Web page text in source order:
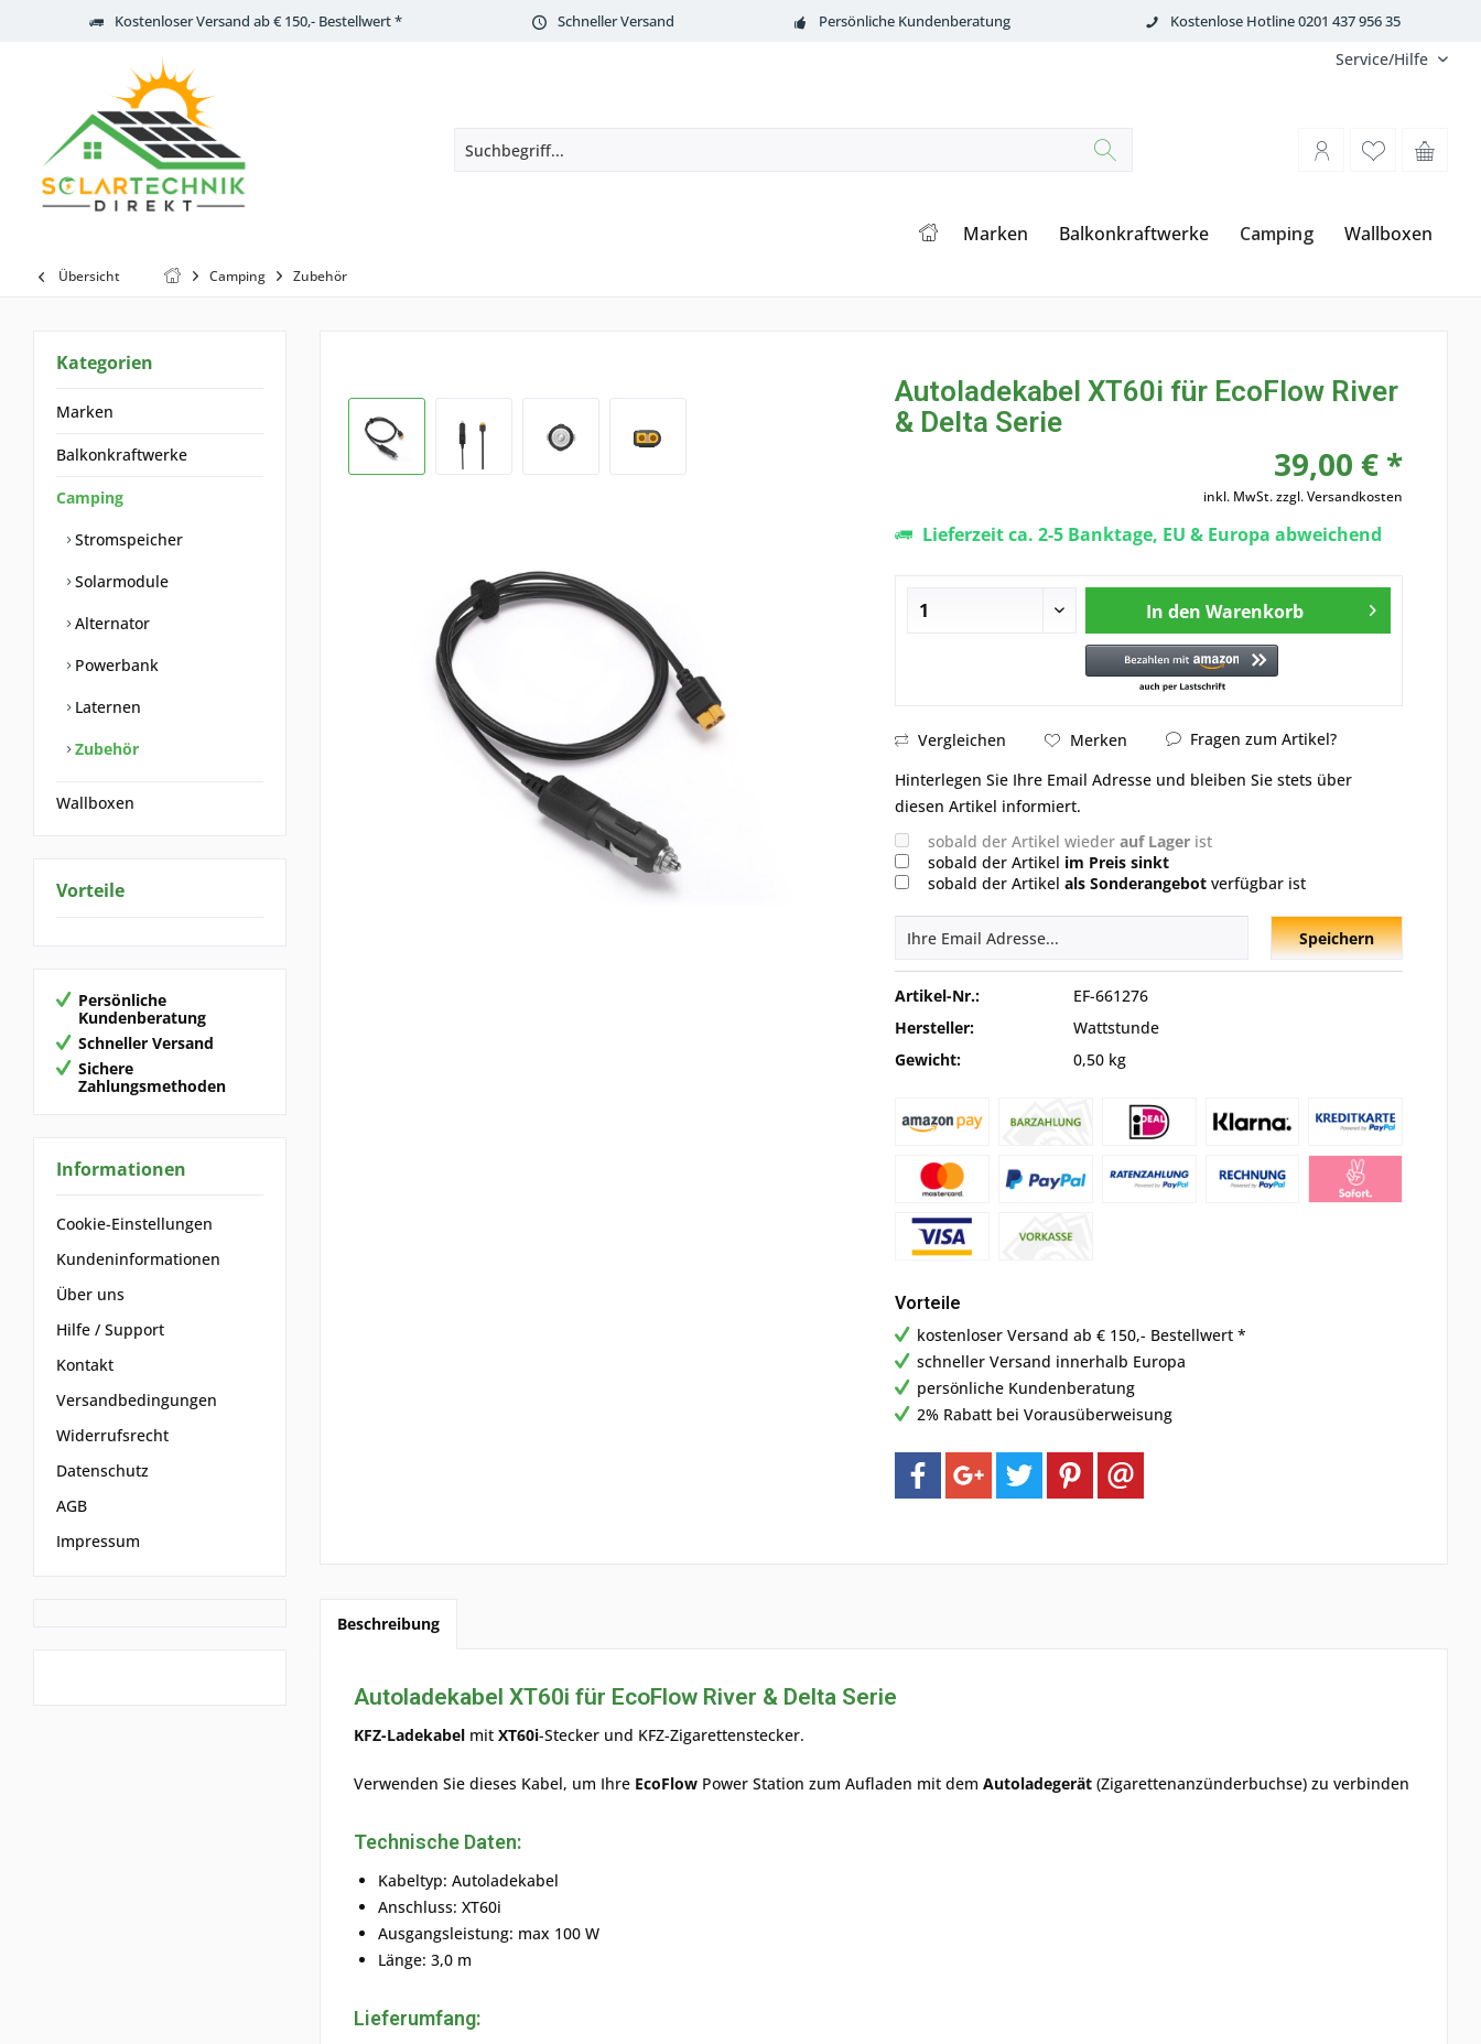
Kostenloser Versand ab € 150,- Bestellwert * Schneller Versand Persönliche Kundenberatung Kostenlose Hotline 0201 437 956 35
Service/Hilfe
Marken Balkonkraftwerke Camping Wallboxen
Übersicht Camping Zubehör
Kategorien
Marken
Balkonkraftwerke
Camping
Stromspeicher
Solarmodule
Alternator
Powerbank
Laternen
Zubehör
Wallboxen
Vorteile
Persönliche
Kundenberatung
Schneller Versand
Sichere
Zahlungsmethoden
Informationen
Cookie-Einstellungen
Kundeninformationen
Über uns
Hilfe / Support
Kontakt
Versandbedingungen
Widerrufsrecht
Datenschutz
AGB
Impressum
Autoladekabel XT60i für EcoFlow River
& Delta Serie
39,00 € *
inkl. MwSt.zzgl. Versandkosten
Lieferzeit ca. 2-5 Banktage, EU & Europa abweichend
In den Warenkorb
Vergleichen Merken
Fragen zum Artikel?
Hinterlegen Sie Ihre Email Adresse und bleiben Sie stets über
diesen Artikel informiert.
sobald der Artikel wieder auf Lagerist
sobald der Artikel im Preis sinkt
sobald der Artikel als Sonderangebotverfügbar ist
Speichern
Artikel-Nr.:
EF-661276
Hersteller:
Wattstunde
Gewicht:
0,50 kg
Vorteile
kostenloser Versand ab € 150,- Bestellwert *
schneller Versand innerhalb Europa
persönliche Kundenberatung
2% Rabatt bei Vorausüberweisung
Beschreibung
Autoladekabel XT60i für EcoFlow River & Delta Serie
KFZ-Ladekabel mit XT60i-Stecker und KFZ-Zigarettenstecker.
Verwenden Sie dieses Kabel, um Ihre EcoFlow Power Station zum Aufladen mit dem Autoladegerät (Zigarettenanzünderbuchse) zu verbinden
Technische Daten:
Kabeltyp: Autoladekabel
Anschluss: XT60i
Ausgangsleistung: max 100 W
Länge: 3,0 m
Lieferumfang: